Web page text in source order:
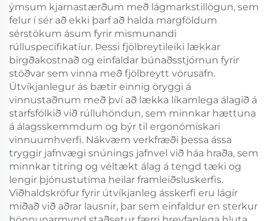
ýmsum kjarnastærðum með lágmarkstillögun, sem
felur í sér að ekki þarf að halda margföldum
sérstökum ásum fyrir mismunandi
rúlluspecifikatíur. Þessi fjölbreytileiki lækkar
birgðakostnað og einfaldar búnaðsstjórnun fyrir
stöðvar sem vinna með fjölbreytt vörusafn.
Útvíkjanlegur ás bætir einnig öryggi á
vinnustaðnum með því að lækka líkamlega álagið á
starfsfólkið við rúlluhöndun, sem minnkar hættuna
á álagsskemmdum og býr til ergonómiskari
vinnuumhverfi. Nákvæm verkfræði þessa ássa
tryggir jafnvægi snúnings jafnvel við háa hraða, sem
minnkar titring og véltækt álag á tengd tæki og
lengir þjónustutíma heilar framleiðsluskerfis.
Viðhaldskröfur fyrir útvíkjanleg ásskerfi eru lágir
miðað við aðrar lausnir, þar sem einfaldur en sterkur